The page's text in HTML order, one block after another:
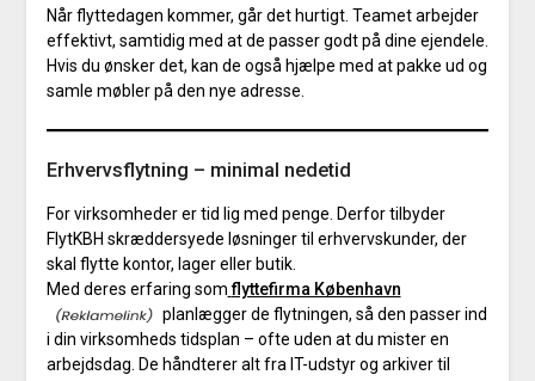
Når flyttedagen kommer, går det hurtigt. Teamet arbejder
effektivt, samtidig med at de passer godt på dine ejendele.
Hvis du ønsker det, kan de også hjælpe med at pakke ud og
samle møbler på den nye adresse.
Erhvervsflytning – minimal nedetid
For virksomheder er tid lig med penge. Derfor tilbyder
FlytKBH skræddersyede løsninger til erhvervskunder, der
skal flytte kontor, lager eller butik.
Med deres erfaring som flyttefirma København
planlægger de flytningen, så den passer ind
i din virksomheds tidsplan – ofte uden at du mister en
arbejdsdag. De håndterer alt fra IT-udstyr og arkiver til